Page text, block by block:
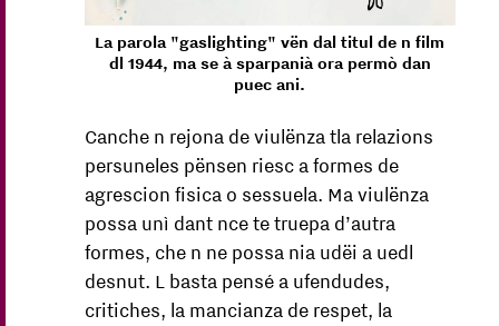
La parola "gaslighting" vën dal titul de n film
dl 1944, ma se à sparpanià ora permò dan
puec ani.
Canche n rejona de viulënza tla relazions
persuneles pënsen riesc a formes de
agrescion fisica o sessuela. Ma viulënza
possa unì dant nce te truepa d’autra
formes, che n ne possa nia udëi a uedl
desnut. L basta pensé a ufendudes,
critiches, la mancianza de respet, la